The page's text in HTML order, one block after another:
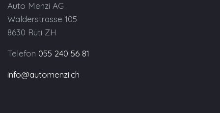
Auto Menzi AG
Walderstrasse 105
8630 Rüti ZH
Telefon 055 240 56 81
info@automenzi.ch